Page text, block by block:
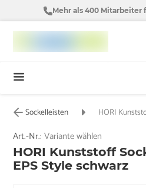
Mehr als 400 Mitarbeiter
Sockelleisten
Art.-Nr.:Variante wählen
HORI Kunststoff
EPS Style schwarz